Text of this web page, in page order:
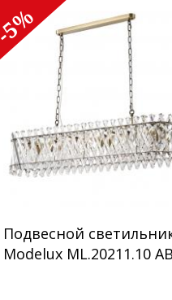
-5%
Подвесной
Modelux ML.20211.10 AB